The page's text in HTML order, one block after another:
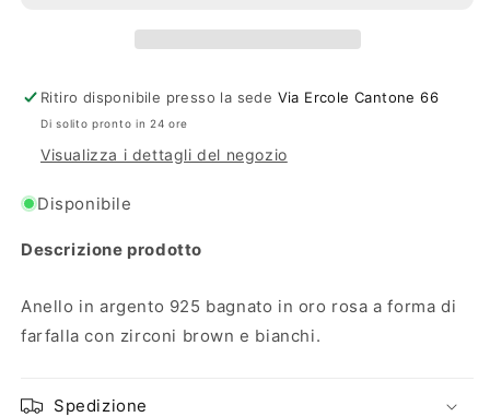
Ritiro disponibile presso la sede Via Ercole Cantone 66
Di solito pronto in 24 ore
Visualizza i dettagli del negozio
Disponibile
Descrizione prodotto
Anello in argento 925 bagnato in oro rosa a forma di
farfalla con zirconi brown e bianchi.
Spedizione